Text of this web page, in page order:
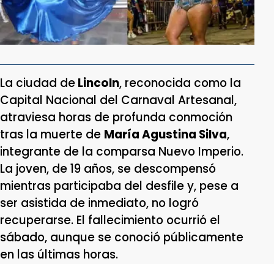
La ciudad deLincoln, reconocida como la
Capital Nacional del Carnaval Artesanal,
atraviesa horas de profunda conmoción
tras la muerte de María Agustina Silva,
integrante de la comparsa Nuevo Imperio.
La joven, de 19 años, se descompensó
mientras participaba del desfile y, pese a
ser asistida de inmediato, no logró
recuperarse. El fallecimiento ocurrió el
sábado, aunque se conoció públicamente
en las últimas horas.